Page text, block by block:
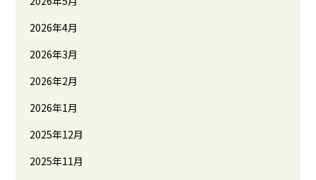
2026年4月
2026年3月
2026年2月
2026年1月
2025年12月
2025年11月